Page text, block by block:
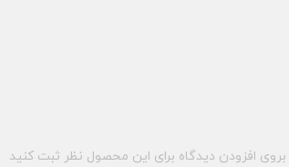
افزودن دیدگاه برای این محصول نظر ثبت کنید